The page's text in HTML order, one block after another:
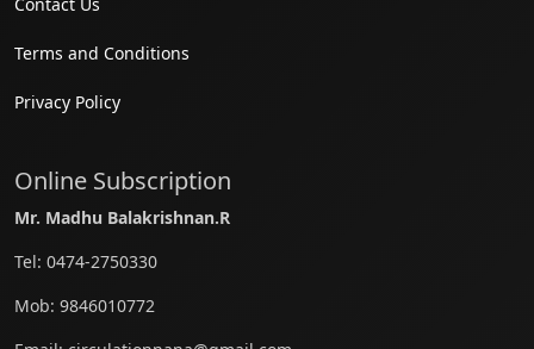
Contact Us
Terms and Conditions
Privacy Policy
Online Subscription
Mr. Madhu Balakrishnan.R
Tel: 0474-2750330
Mob: 9846010772